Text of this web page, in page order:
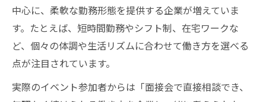
中心に、柔軟な勤務形態を提供する企業が増えていま
す。たとえば、短時間勤務やシフト制、在宅ワークな
ど、個々の体調や生活リズムに合わせて働き方を選べる
点が注目されています。
実際のイベント参加者からは「面接会で直接相談でき、